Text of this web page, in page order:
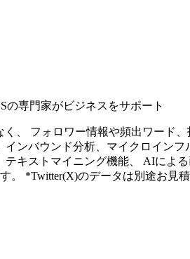
の専門家がビジネスをサポート
、 フォロワー情報や頻出ワー
ンバウンド分析、マイクロイン
キストマイニング機能、 AIによ
*Twitter(X)のデータは別途お見積